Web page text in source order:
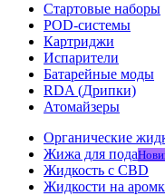
Стартовые наборы
POD-системы
Картриджи
Испарители
Батарейные моды
RDA (Дрипки)
Атомайзеры
Органические
Жижа для пода
Жидкость с CBD
Жидкости на